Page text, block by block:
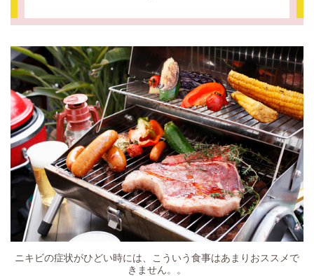
ニキビの症状がひどい時には、こういう食事はあまりおススメで
きません。。